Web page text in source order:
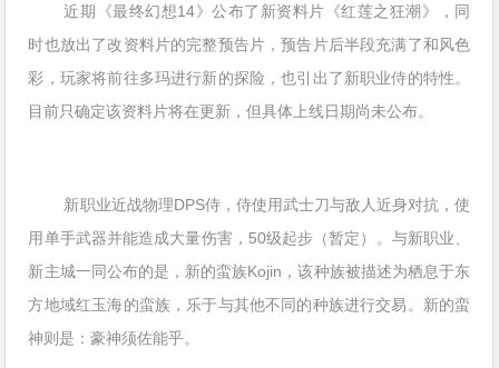
近期《最终幻想14》公布了新资料片《红莲之狂潮》，同
时也放出了改资料片的完整预告片，预告片后半段充满了和风色
彩，玩家将前往多玛进行新的探险，也引出了新职业侍的特性。
目前只确定该资料片将在更新，但具体上线日期尚未公布。
新职业近战物理DPS侍，侍使用武士刀与敌人近身对抗，使
用单手武器并能造成大量伤害，50级起步（暂定）。与新职业、
新主城一同公布的是，新的蛮族Kojin，该种族被描述为栖息于东
方地域红玉海的蛮族，乐于与其他不同的种族进行交易。新的蛮
神则是：豪神须佐能乎。